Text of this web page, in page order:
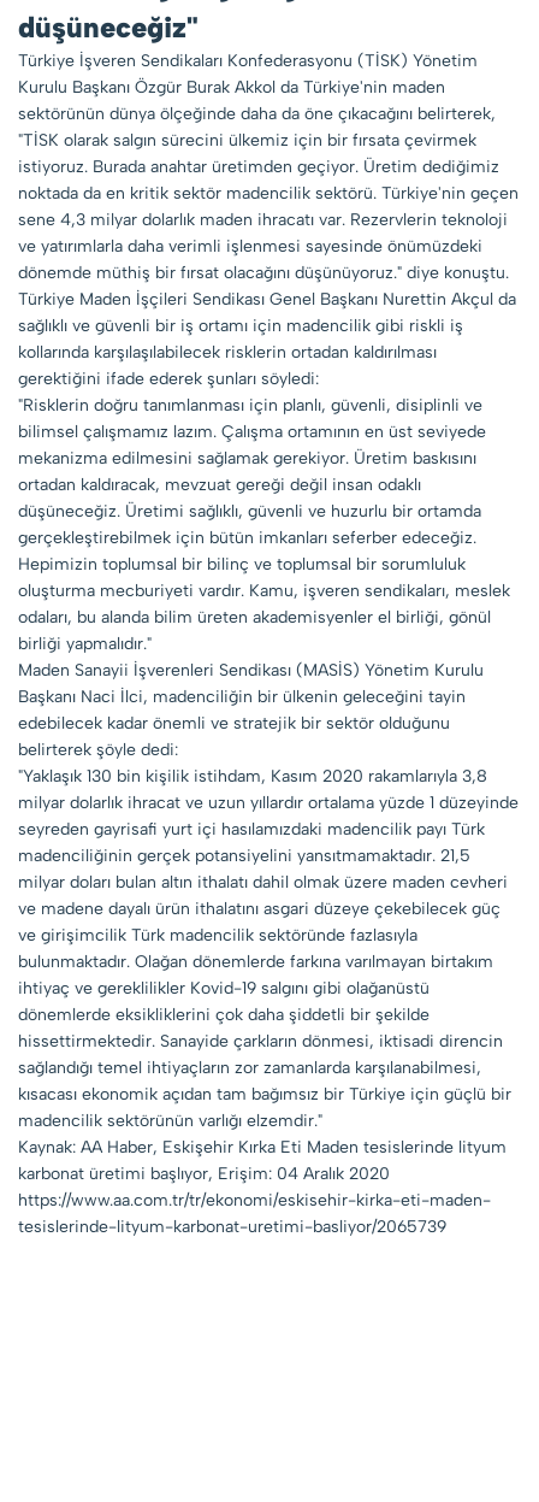
düşüneceğiz"
Türkiye İşveren Sendikaları Konfederasyonu (TİSK) Yönetim
Kurulu Başkanı Özgür Burak Akkol da Türkiye'nin maden
sektörünün dünya ölçeğinde daha da öne çıkacağını belirterek,
"TİSK olarak salgın sürecini ülkemiz için bir fırsata çevirmek
istiyoruz. Burada anahtar üretimden geçiyor. Üretim dediğimiz
noktada da en kritik sektör madencilik sektörü. Türkiye'nin geçen
sene 4,3 milyar dolarlık maden ihracatı var. Rezervlerin teknoloji
ve yatırımlarla daha verimli işlenmesi sayesinde önümüzdeki
dönemde müthiş bir fırsat olacağını düşünüyoruz." diye konuştu.
Türkiye Maden İşçileri Sendikası Genel Başkanı Nurettin Akçul da
sağlıklı ve güvenli bir iş ortamı için madencilik gibi riskli iş
kollarında karşılaşılabilecek risklerin ortadan kaldırılması
gerektiğini ifade ederek şunları söyledi:
"Risklerin doğru tanımlanması için planlı, güvenli, disiplinli ve
bilimsel çalışmamız lazım. Çalışma ortamının en üst seviyede
mekanizma edilmesini sağlamak gerekiyor. Üretim baskısını
ortadan kaldıracak, mevzuat gereği değil insan odaklı
düşüneceğiz. Üretimi sağlıklı, güvenli ve huzurlu bir ortamda
gerçekleştirebilmek için bütün imkanları seferber edeceğiz.
Hepimizin toplumsal bir bilinç ve toplumsal bir sorumluluk
oluşturma mecburiyeti vardır. Kamu, işveren sendikaları, meslek
odaları, bu alanda bilim üreten akademisyenler el birliği, gönül
birliği yapmalıdır."
Maden Sanayii İşverenleri Sendikası (MASİS) Yönetim Kurulu
Başkanı Naci İlci, madenciliğin bir ülkenin geleceğini tayin
edebilecek kadar önemli ve stratejik bir sektör olduğunu
belirterek şöyle dedi:
"Yaklaşık 130 bin kişilik istihdam, Kasım 2020 rakamlarıyla 3,8
milyar dolarlık ihracat ve uzun yıllardır ortalama yüzde 1 düzeyinde
seyreden gayrisafi yurt içi hasılamızdaki madencilik payı Türk
madenciliğinin gerçek potansiyelini yansıtmamaktadır. 21,5
milyar doları bulan altın ithalatı dahil olmak üzere maden cevheri
ve madene dayalı ürün ithalatını asgari düzeye çekebilecek güç
ve girişimcilik Türk madencilik sektöründe fazlasıyla
bulunmaktadır. Olağan dönemlerde farkına varılmayan birtakım
ihtiyaç ve gereklilikler Kovid-19 salgını gibi olağanüstü
dönemlerde eksikliklerini çok daha şiddetli bir şekilde
hissettirmektedir. Sanayide çarkların dönmesi, iktisadi direncin
sağlandığı temel ihtiyaçların zor zamanlarda karşılanabilmesi,
kısacası ekonomik açıdan tam bağımsız bir Türkiye için güçlü bir
madencilik sektörünün varlığı elzemdir."
Kaynak: AA Haber, Eskişehir Kırka Eti Maden tesislerinde lityum
karbonat üretimi başlıyor, Erişim: 04 Aralık 2020
https://www.aa.com.tr/tr/ekonomi/eskisehir-kirka-eti-maden-
tesislerinde-lityum-karbonat-uretimi-basliyor/2065739